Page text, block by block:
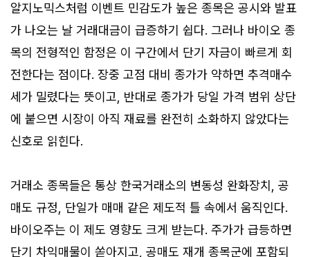
알지노믹스처럼 이벤트 민감도가 높은 종목은 공시와 발표
가 나오는 날 거래대금이 급증하기 쉽다. 그러나 바이오 종
목의 전형적인 함정은 이 구간에서 단기 자금이 빠르게 회
전한다는 점이다. 장중 고점 대비 종가가 약하면 추격매수
세가 밀렸다는 뜻이고, 반대로 종가가 당일 가격 범위 상단
에 붙으면 시장이 아직 재료를 완전히 소화하지 않았다는
신호로 읽힌다.
거래소 종목들은 통상 한국거래소의 변동성 완화장치, 공
매도 규정, 단일가 매매 같은 제도적 틀 속에서 움직인다.
바이오주는 이 제도 영향도 크게 받는다. 주가가 급등하면
단기 차익매물이 쏟아지고, 공매도 재개 종목군에 포함되